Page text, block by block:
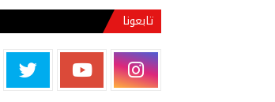
تابعونا